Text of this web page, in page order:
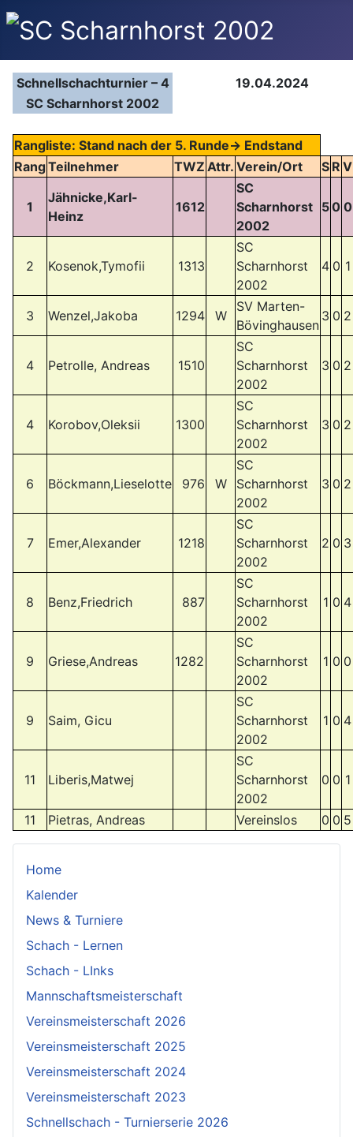
Schnellschachturnier – 4
19.04.2024
SC Scharnhorst 2002
Rangliste: Stand nach der 5. Runde-> Endstand
RangTeilnehmer TWZ Attr. Verein/Ort S R V
1
Jähnicke,Karl-
Heinz
1612
SC
Scharnhorst
2002
50 0
2 Kosenok,Tymofii 1313
SC
Scharnhorst
2002
4 0 1
3 Wenzel,Jakoba 1294 W
SV Marten-
Bövinghausen
3 0 2
4 Petrolle, Andreas 1510
SC
Scharnhorst
2002
3 0 2
4 Korobov,Oleksii 1300
SC
Scharnhorst
2002
3 0 2
6 Böckmann,Lieselotte 976 W
SC
Scharnhorst
2002
3 0 2
7 Emer,Alexander 1218
SC
Scharnhorst
2002
2 0 3
8 Benz,Friedrich 887
SC
Scharnhorst
2002
1 0 4
9 Griese,Andreas 1282
SC
Scharnhorst
2002
1 0 0
9 Saim, Gicu
SC
Scharnhorst
2002
1 0 4
11 Liberis,Matwej
SC
Scharnhorst
2002
0 0 1
11 Pietras, Andreas Vereinslos 0 0 5
Home
Kalender
News & Turniere
Schach - Lernen
Schach - LInks
Mannschaftsmeisterschaft
Vereinsmeisterschaft 2026
Vereinsmeisterschaft 2025
Vereinsmeisterschaft 2024
Vereinsmeisterschaft 2023
Schnellschach - Turnierserie 2026